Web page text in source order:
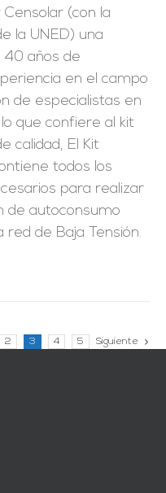
(con la
la UNED) una
40 años de
en el campo
de especialistas en
que confiere al kit
calidad, El Kit
todos los
para realizar
de autoconsumo
red de Baja Tensión.
2 3 4 5 Siguiente